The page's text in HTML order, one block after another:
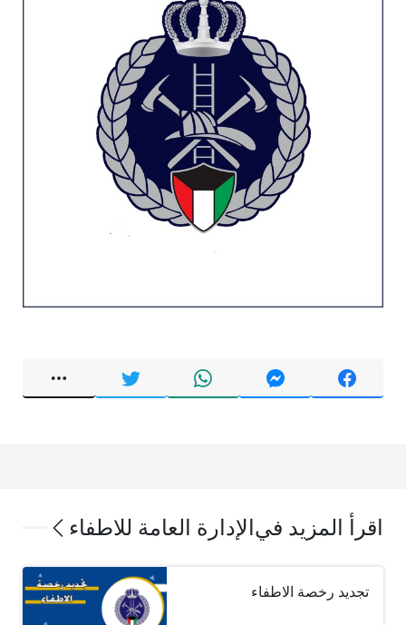
اقرأ المزيد في الإدارة العامة للاطفاء
تجديد رخصة الاطفاء